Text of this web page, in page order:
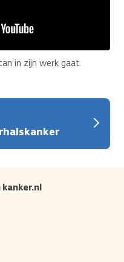
in zijn werk gaat.